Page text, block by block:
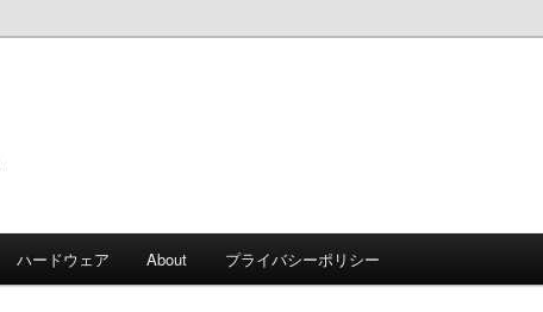
ハードウェア About プライバシーポリシー